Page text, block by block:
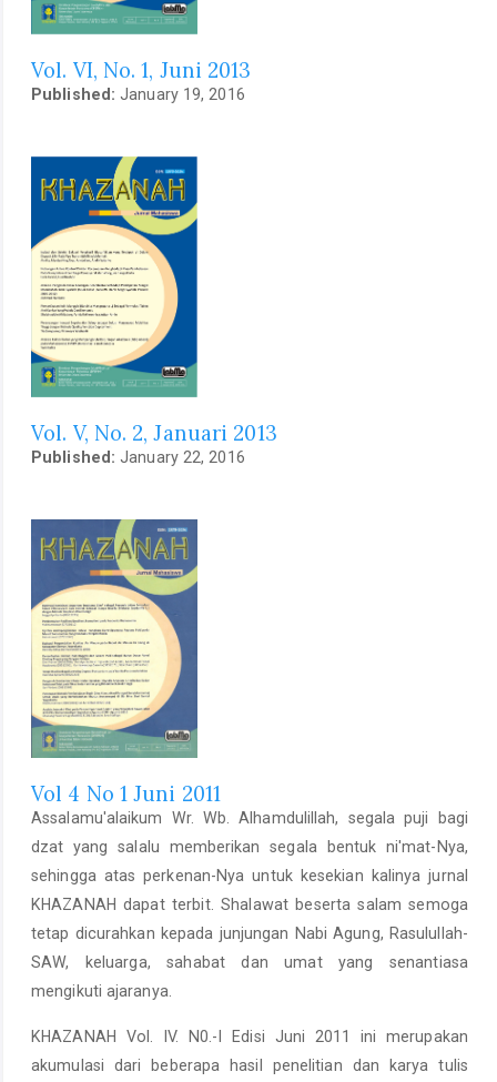
Vol. VI, No. 1, Juni 2013
Published:January 19, 2016
Vol. V, No. 2, Januari 2013
Published:January 22, 2016
Vol 4 No 1 Juni 2011
Assalamu'alaikum Wr. Wb. Alhamdulillah, segala puji bagi
dzat yang salalu memberikan segala bentuk ni'mat-Nya,
sehingga atas perkenan-Nya untuk kesekian kalinya jurnal
KHAZANAH dapat terbit. Shalawat beserta salam semoga
tetap dicurahkan kepada junjungan Nabi Agung, Rasulullah-
SAW, keluarga, sahabat dan umat yang senantiasa
mengikuti ajaranya.
KHAZANAH Vol. IV. N0.-I Edisi Juni 2011 ini merupakan
akumulasi dari beberapa hasil penelitian dan karya tulis